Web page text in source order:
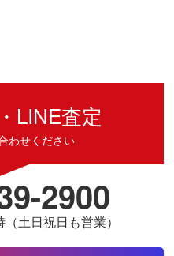
LINE査定
わせください
2900
土日祝日も営業）